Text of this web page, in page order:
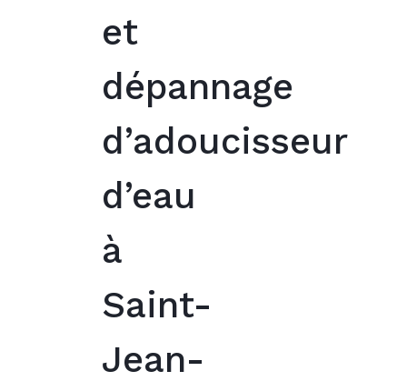
et
dépannage
d’adoucisseur
d’eau
à
Saint-
Jean-